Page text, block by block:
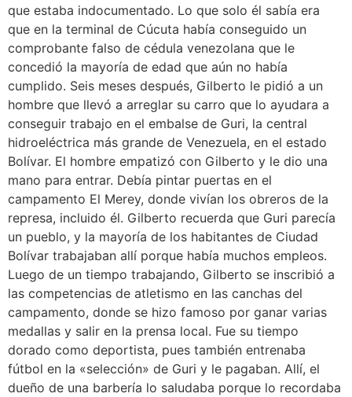
que estaba indocumentado. Lo que solo él sabía era
que en la terminal de Cúcuta había conseguido un
comprobante falso de cédula venezolana que le
concedió la mayoría de edad que aún no había
cumplido. Seis meses después, Gilberto le pidió a un
hombre que llevó a arreglar su carro que lo ayudara a
conseguir trabajo en el embalse de Guri, la central
hidroeléctrica más grande de Venezuela, en el estado
Bolívar. El hombre empatizó con Gilberto y le dio una
mano para entrar. Debía pintar puertas en el
campamento El Merey, donde vivían los obreros de la
represa, incluido él. Gilberto recuerda que Guri parecía
un pueblo, y la mayoría de los habitantes de Ciudad
Bolívar trabajaban allí porque había muchos empleos.
Luego de un tiempo trabajando, Gilberto se inscribió a
las competencias de atletismo en las canchas del
campamento, donde se hizo famoso por ganar varias
medallas y salir en la prensa local. Fue su tiempo
dorado como deportista, pues también entrenaba
fútbol en la «selección» de Guri y le pagaban. Allí, el
dueño de una barbería lo saludaba porque lo recordaba